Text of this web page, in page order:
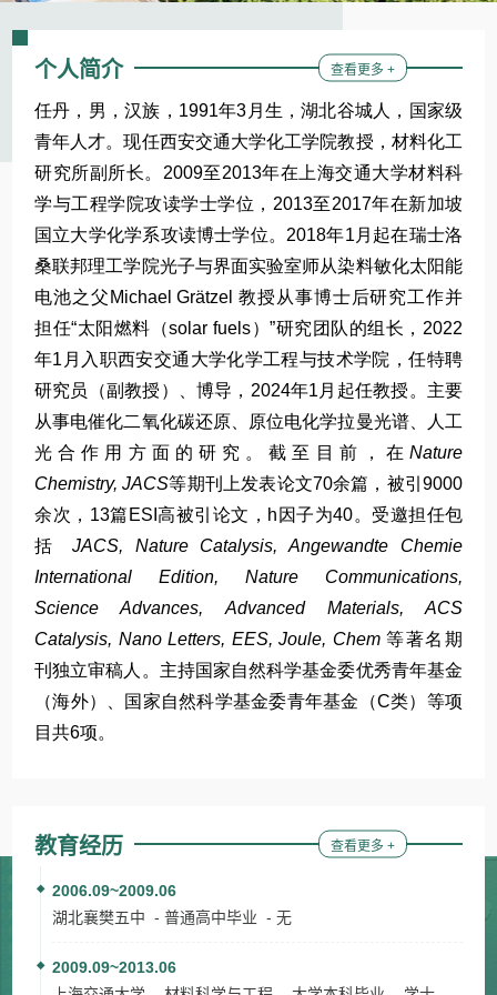
个人简介 查看更多 +
教育经历 查看更多 +
2006.09~2009.06
湖北襄樊五中 - 普通高中毕业 - 无
2009.09~2013.06